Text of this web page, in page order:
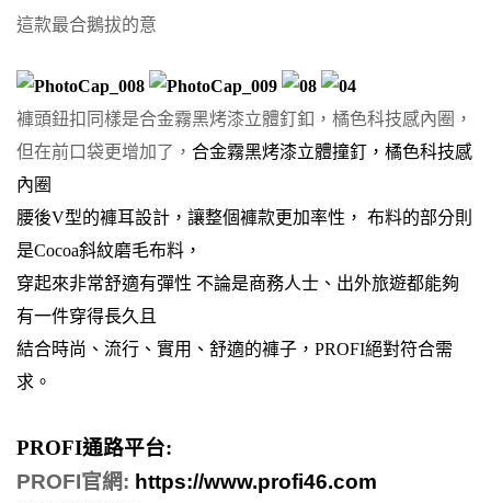
這款最合鵝拔的意
褲頭鈕扣同樣是合金霧黑烤漆立體釘釦，橘色科技感內圈，
但在前口袋更增加了， 合金霧黑烤漆立體撞釘，橘色科技感
內圈
腰後V型的褲耳設計， 讓整個褲款更加率性， 布料的部分則
是Cocoa斜紋磨毛布料，
穿起來非常舒適有彈性 不論是商務人士、出外旅遊都能夠
有一件穿得長久且
結合時尚、流行、實用、舒適的褲子，PROFI絕對符合需
求。
PROFI通路平台:
PROFI官網: https://www.profi46.com